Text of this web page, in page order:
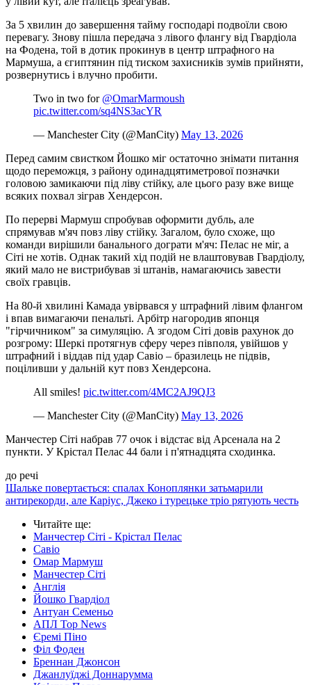
За 5 хвилин до завершення тайму господарі подвоїли свою
перевагу. Знову пішла передача з лівого флангу від Гвардіола
на Фодена, той в дотик прокинув в центр штрафного на
Мармуша, а єгиптянин під тиском захисників зумів прийняти,
розвернутись і влучно пробити.
Two in two for @OmarMarmoush
pic.twitter.com/sq4NS3acYR
— Manchester City (@ManCity) May 13, 2026
Перед самим свистком Йошко міг остаточно знімати питання
щодо переможця, з району одинадцятиметрової позначки
головою замикаючи під ліву стійку, але цього разу вже вище
всяких похвал зіграв Хендерсон.
По перерві Мармуш спробував оформити дубль, але
спрямував м'яч повз ліву стійку. Загалом, було схоже, що
команди вирішили банального дограти м'яч: Пелас не міг, а
Сіті не хотів. Однак такий хід подій не влаштовував Гвардіолу,
який мало не вистрибував зі штанів, намагаючись завести
своїх гравців.
На 80-й хвилині Камада увірвався у штрафний лівим флангом
і впав вимагаючи пенальті. Арбітр нагородив японця
"гірчичником" за симуляцію. А згодом Сіті довів рахунок до
розгрому: Шеркі протягнув сферу через півполя, увійшов у
штрафний і віддав під удар Савіо – бразилець не підвів,
поціливши у дальній кут повз Хендерсона.
All smiles! pic.twitter.com/4MC2AJ9QJ3
— Manchester City (@ManCity) May 13, 2026
Манчестер Сіті набрав 77 очок і відстає від Арсенала на 2
пункти. У Крістал Пелас 44 бали і п'ятнадцята сходинка.
до речі
Шальке повертається: спалах Коноплянки затьмарили
антирекорди, але Каріус, Джеко і турецьке тріо рятують честь
Читайте ще:
Манчестер Сіті - Крістал Пелас
Савіо
Омар Мармуш
Манчестер Сіті
Англія
Йошко Гвардіол
Антуан Семеньо
АПЛ Top News
Єремі Піно
Філ Фоден
Бреннан Джонсон
Джанлуїджі Доннарумма